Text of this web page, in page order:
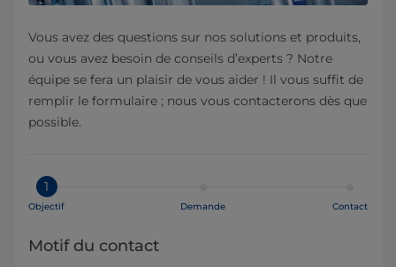
Vous avez des questions sur nos solutions et produits,
ou vous avez besoin de conseils d’experts ? Notre
équipe se fera un plaisir de vous aider ! Il vous suffit de
remplir le formulaire ; nous vous contacterons dès que
possible.
1
Objectif Demande Contact
Motif du contact